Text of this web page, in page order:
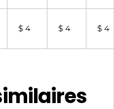
$ 4 $ 4 $ 4